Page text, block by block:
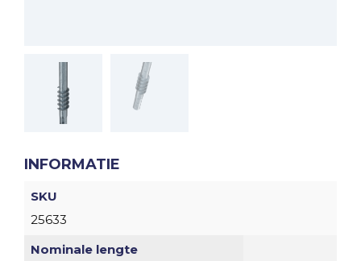
INFORMATIE
SKU
25633
Nominale lengte